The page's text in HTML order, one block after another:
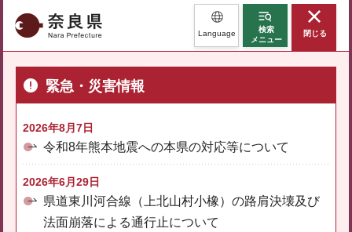
奈良県 Language
検索
メニュー
閉じる
緊急・災害情報
2026年8月7日
令和8年熊本地震への本県の対応等について
2026年6月29日
県道東川河合線（上北山村小橡）の路肩決壊及び
法面崩落による通行止について